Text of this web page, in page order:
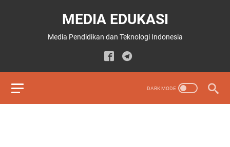
MEDIA EDUKASI
Media Pendidikan dan Teknologi Indonesia